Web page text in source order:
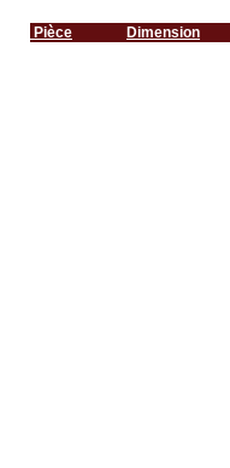
Pièce Dimension